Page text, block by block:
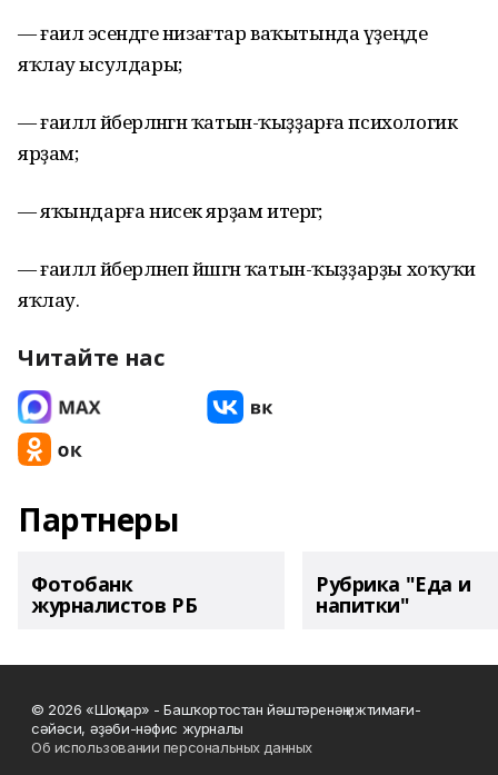
— ғаилә эсендәге низағтар ваҡытында үҙеңде
яҡлау ысулдары;
— ғаиләлә йәберләнгән ҡатын-ҡыҙҙарға психологик
ярҙам;
— яҡындарға нисек ярҙам итергә;
— ғаиләлә йәберләнеп йәшәгән ҡатын-ҡыҙҙарҙы хоҡуҡи
яҡлау.
Читайте нас
Партнеры
Фотобанк
журналистов РБ
Рубрика "Еда и
напитки"
© 2026 «Шоңҡар» - Башҡортостан йәштәренәң ижтимағи-
сәйәси, әҙәби-нәфис журналы
Об использовании персональных данных